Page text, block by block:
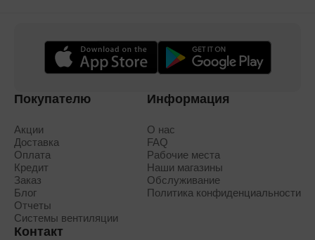
Покупателю
Акции
Доставка
Оплата
Кредит
Заказ
Блог
Отчеты
Системы вентиляции
Информация
О нас
FAQ
Рабочие места
Наши магазины
Обслуживание
Политика конфиденциальности
Контакт